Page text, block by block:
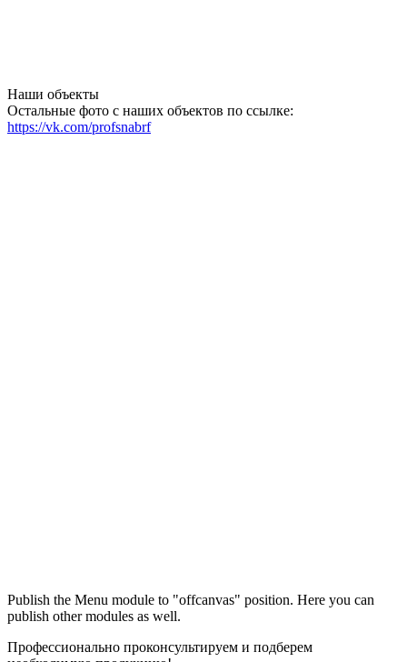
Наши объекты
Остальные фото с наших объектов по ссылке:
https://vk.com/profsnabrf
Publish the Menu module to "offcanvas" position. Here you can
publish other modules as well.
М ● консультант ПРОФСНАБ
Профессионально проконсультируем и подберем